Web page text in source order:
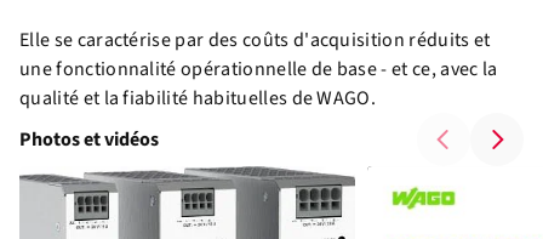
Elle se caractérise par des coûts d'acquisition réduits et
une fonctionnalité opérationnelle de base - et ce, avec la
qualité et la fiabilité habituelles de WAGO.
Photos et vidéos